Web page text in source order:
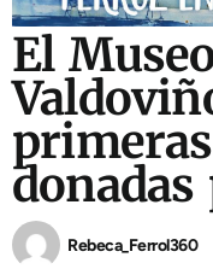
El
Rebeca_Ferrol360